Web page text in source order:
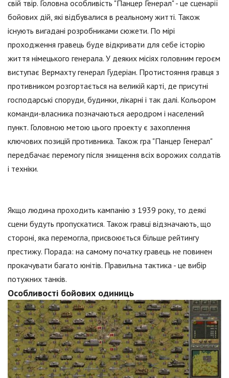
свій твір. Головна особливість "Панцер Генерал" - це сценарії
бойових дій, які відбувалися в реальному житті. Також
існують вигадані розробниками сюжети. По мірі
проходження гравець буде відкривати для себе історію
життя німецького генерала. У деяких місіях головним героєм
виступає Вермахту генерал Гудеріан. Протистояння гравця з
противником розгортається на великій карті, де присутні
господарські споруди, будинки, лікарні і так далі. Кольором
команди-власника позначаються аеродром і населений
пункт. Головною метою цього проекту є захоплення
ключових позицій противника. Також гра "Панцер Генерал"
передбачає перемогу після знищення всіх ворожих солдатів
і техніки.
Якщо людина проходить кампанію з 1939 року, то деякі
сцени будуть пропускатися. Також гравці відзначають, що
стороні, яка перемогла, присвоюється більше рейтингу
престижу. Порада: на самому початку гравець не повинен
прокачувати багато юнітів. Правильна тактика - це вибір
потужних танків.
Особливості бойових одиниць